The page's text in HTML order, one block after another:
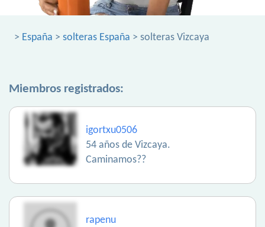
> España > solteras España > solteras Vizcaya
Miembros registrados:
igortxu0506
54 años de Vizcaya.
Caminamos??
rapenu